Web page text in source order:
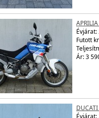
Évjárat:
Futott
Ár: 3
Évjárat: